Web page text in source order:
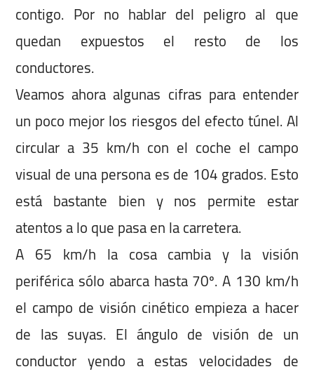
contigo. Por no hablar del peligro al que
quedan expuestos el resto de los
conductores.
Veamos ahora algunas cifras para entender
un poco mejor los riesgos del efecto túnel. Al
circular a 35 km/h con el coche el campo
visual de una persona es de 104 grados. Esto
está bastante bien y nos permite estar
atentos a lo que pasa en la carretera.
A 65 km/h la cosa cambia y la visión
periférica sólo abarca hasta 70º. A 130 km/h
el campo de visión cinético empieza a hacer
de las suyas. El ángulo de visión de un
conductor yendo a estas velocidades de